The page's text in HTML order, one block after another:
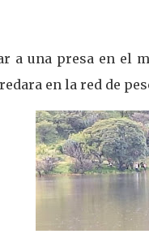
a una presa en el
en la red de